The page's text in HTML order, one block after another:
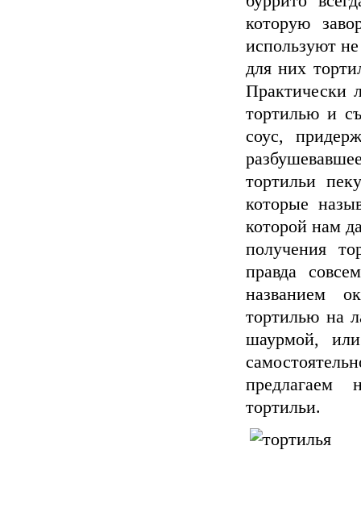
которую
используют
для них
Практически
тортилью и
соус,
тортильи
которые
которой нам
получения
правда
названием
тортилью на
шаурмой, или
предлагаем
тортильи.